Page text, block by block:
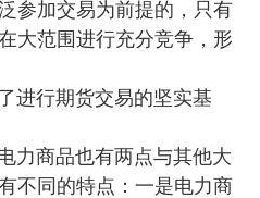
参加交易为前提的，只有
大范围进行充分竞争，形
进行期货交易的坚实基
力商品也有两点与其他大
不同的特点：一是电力商